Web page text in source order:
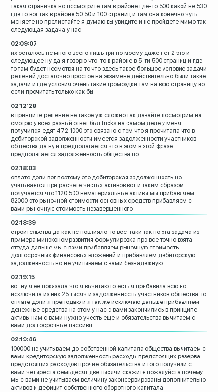
такая страничка но посмотрите там в районе где-то 500 какой не 530
где то вот так в районе 50 50 и 100 страниц и там она конечно чуть
меняете но пролистайте я думаю вы увидите и не пройдете мимо так
следующая задача у нас
02:09:07
их осталось не много всего лишь три по моему даже нет 2 это и
следующее ну да я говорю что-то в районе в 5-ти 500 страниц и где-
то там будет несмотря на то что здесь такое большое условие задачи
решений достаточно простое на экзамене действительно были такие
задачи и где условия очень такие громоздки там на всю страницу но
если прочитать только как бы
02:12:28
в принципе решение не такое уж сложно так давайте посмотрим на
смотрю у всех разный ответ был tricks на самом деле у меня
получился едят 472 1000 это связано с тем что я прочитала что в
дебиторской задолженности имеется задолженности участников
общества да ну и предполагается что в этом в этой фразе
предполагается задолженность общества по
02:18:03
оплате доли вот поэтому это дебиторская задолженность не
учитывается при расчете чистых активов вот и таким образом
получается что 1120 500 нематериальные активы мы прибавляем
82000 это рыночной стоимости основных средств прибавляем с
вами рыночную стоимость незавершенного
02:18:39
строительства да как не повлияло но все-таки так но эта задача из
примера минэкономразвития формулировка про все точно взята
оттуда дальше мы с вами прибавляем рыночную стоимость
долгосрочных финансовых вложений и прибавляем дебиторскую
задолженность но не учитываем с вами безнадежную
02:19:15
вот ну я ее показала что я вычитаю то есть я прибавила всю но
исключила из них 25 тысяч и задолженность участников общества по
оплате доли я преподаю и я так же исключаю дальше прибавляем
денежные средства на этом у нас с вами закончились в принципе
активы нам с вами нужно учесть еще и обязательства вычитаем с
вами долгосрочные пассивы
02:19:46
100000 не учитываем до собственной капитала общества вычитаем с
вами кредиторскую задолженность расходы предстоящих резерва
предстоящих расходов прочие обязательства и того получили с
вами четыреста семьдесят две тысячи скажите пожалуйста почему
мы с вами не учитываем величину законсервированы дополнительно
активов и дефицит собственного оборотного капитала